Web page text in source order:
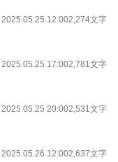
2025.05.25 12:002,274文字
2025.05.25 17:002,781文字
2025.05.25 20:002,531文字
2025.05.26 12:002,637文字